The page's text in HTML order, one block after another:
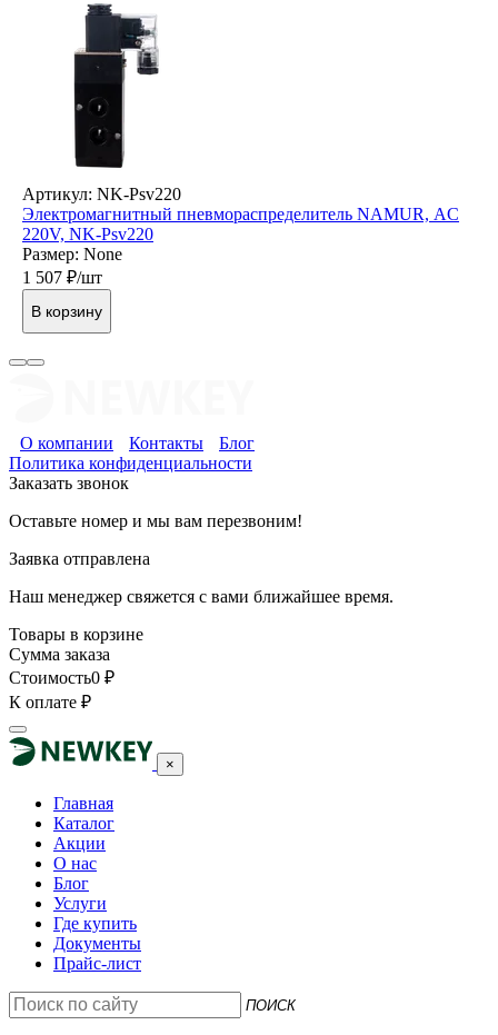
Артикул: NK-Psv220
Электромагнитный пневмораспределитель NAMUR, AC
220V, NK-Psv220
Размер: None
1 507 ₽/шт
В корзину
О компании Контакты
Блог
Политика конфиденциальности
Заказать звонок
Оставьте номер и мы вам перезвоним!
Заявка отправлена
Наш менеджер свяжется с вами ближайшее время.
Товары в корзине
Сумма заказа
Стоимость0 ₽
К оплате ₽
×
Главная
Каталог
Акции
О нас
Блог
Услуги
Где купить
Документы
Прайс-лист
ПОИСК